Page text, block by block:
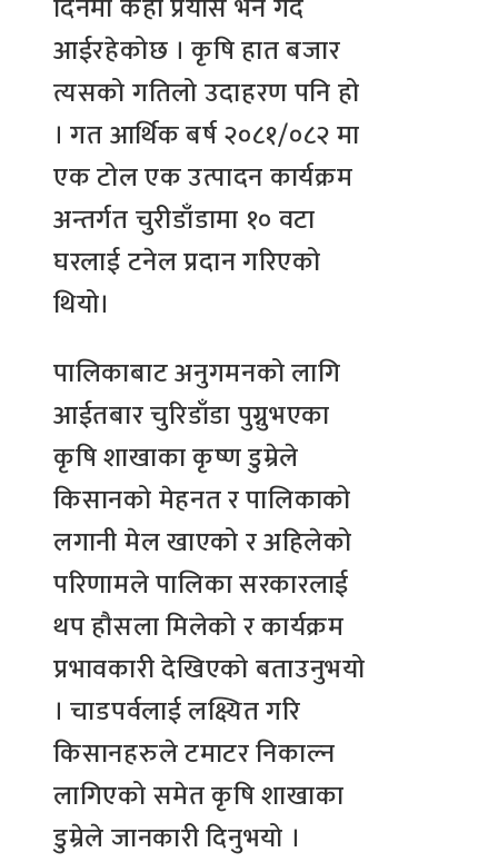
आईरहेकोछ । कृषि हात बजार
त्यसको गतिलो उदाहरण पनि हो
। गत आर्थिक बर्ष २०८१/०८२ मा
एक टोल एक उत्पादन कार्यक्रम
अन्तर्गत चुरीडाँडामा १० वटा
घरलाई टनेल प्रदान गरिएको
थियो।
पालिकाबाट अनुगमनको लागि
आईतबार चुरिडाँडा पुग्नुभएका
कृषि शाखाका कृष्ण डुम्रेले
किसानको मेहनत र पालिकाको
लगानी मेल खाएको र अहिलेको
परिणामले पालिका सरकारलाई
थप हौसला मिलेको र कार्यक्रम
प्रभावकारी देखिएको बताउनुभयो
। चाडपर्वलाई लक्ष्यित गरि
किसानहरुले टमाटर निकाल्न
लागिएको समेत कृषि शाखाका
डुम्रेले जानकारी दिनुभयो ।